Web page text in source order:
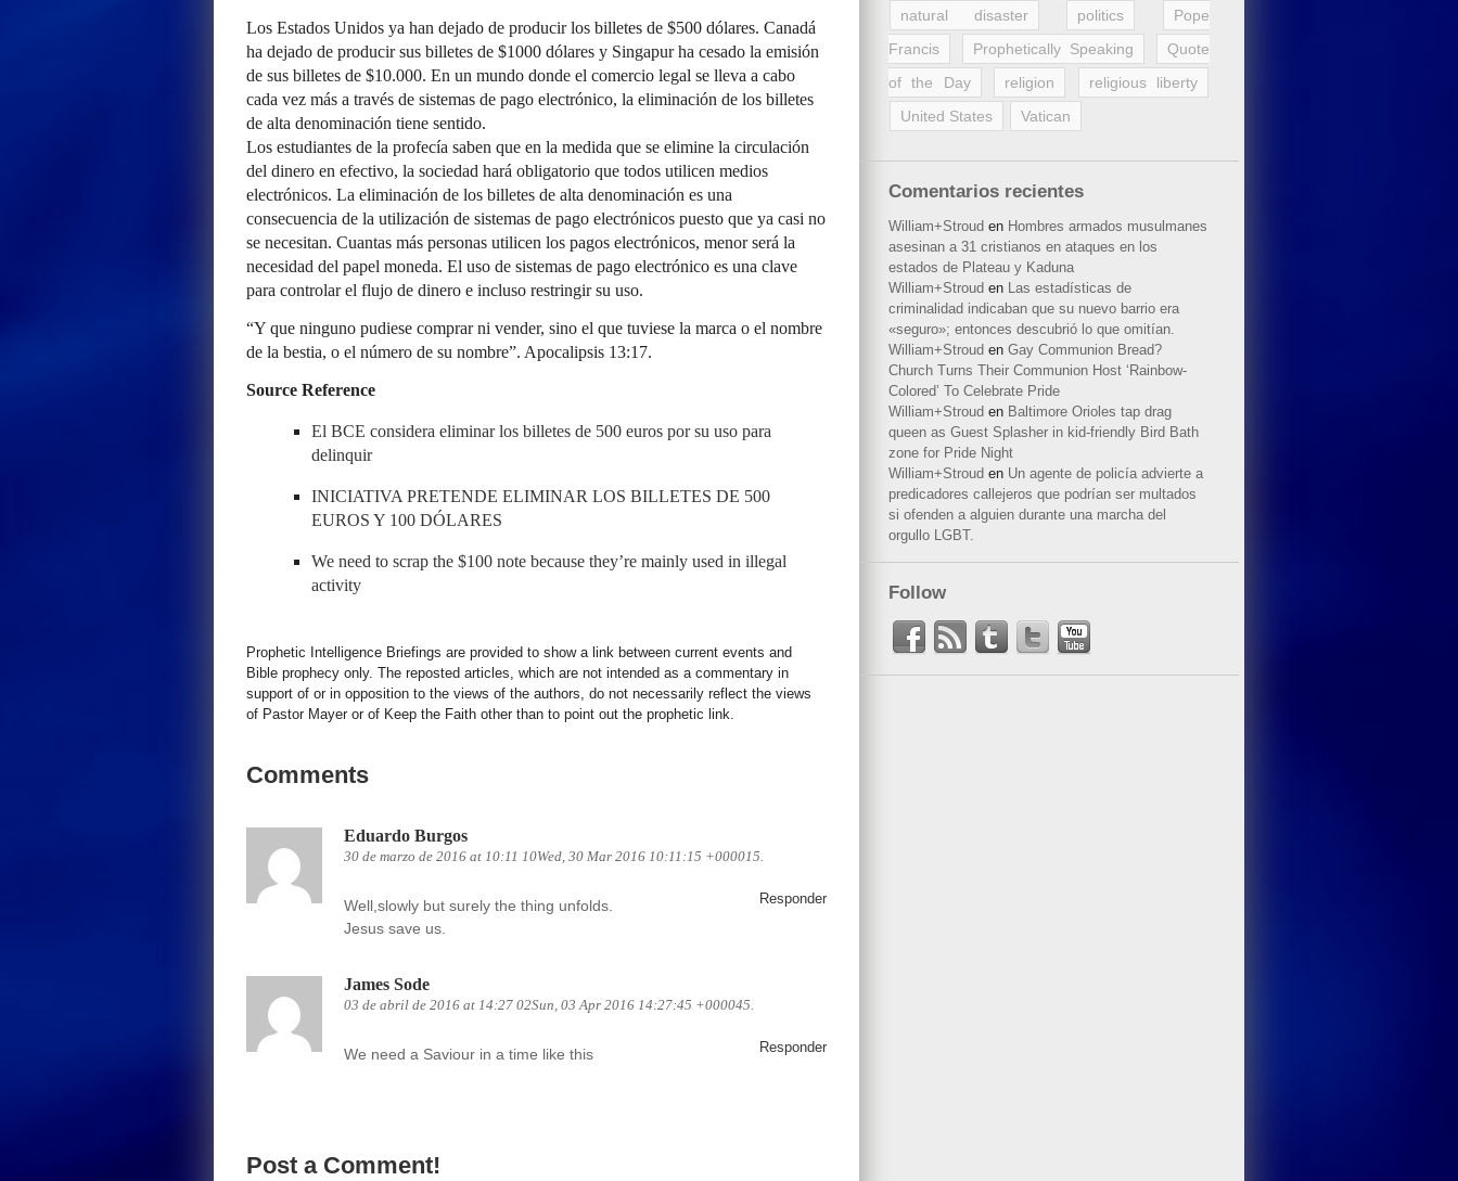
Los Estados Unidos ya han dejado de producir los billetes de $500 dólares. Canadá
ha dejado de producir sus billetes de $1000 dólares y Singapur ha cesado la emisión
de sus billetes de $10.000. En un mundo donde el comercio legal se lleva a cabo
cada vez más a través de sistemas de pago electrónico, la eliminación de los billetes
de alta denominación tiene sentido.
Los estudiantes de la profecía saben que en la medida que se elimine la circulación
del dinero en efectivo, la sociedad hará obligatorio que todos utilicen medios
electrónicos. La eliminación de los billetes de alta denominación es una
consecuencia de la utilización de sistemas de pago electrónicos puesto que ya casi no
se necesitan. Cuantas más personas utilicen los pagos electrónicos, menor será la
necesidad del papel moneda. El uso de sistemas de pago electrónico es una clave
para controlar el flujo de dinero e incluso restringir su uso.
“Y que ninguno pudiese comprar ni vender, sino el que tuviese la marca o el nombre
de la bestia, o el número de su nombre”. Apocalipsis 13:17.
Source Reference
El BCE considera eliminar los billetes de 500 euros por su uso para
delinquir
INICIATIVA PRETENDE ELIMINAR LOS BILLETES DE 500
EUROS Y 100 DÓLARES
We need to scrap the $100 note because they’re mainly used in illegal
activity
Prophetic Intelligence Briefings are provided to show a link between current events and
Bible prophecy only. The reposted articles, which are not intended as a commentary in
support of or in opposition to the views of the authors, do not necessarily reflect the views
of Pastor Mayer or of Keep the Faith other than to point out the prophetic link.
Comments
Eduardo Burgos
30 de marzo de 2016 at 10:11 10Wed, 30 Mar 2016 10:11:15 +000015.
Responder
Well,slowly but surely the thing unfolds.
Jesus save us.
James Sode
03 de abril de 2016 at 14:27 02Sun, 03 Apr 2016 14:27:45 +000045.
Responder
We need a Saviour in a time like this
Post a Comment!
natural disaster
politics
Pope
Francis
Prophetically Speaking
Quote
of the Day
religion
religious liberty
United States
Vatican
Comentarios recientes
William+Stroud en Hombres armados musulmanes
asesinan a 31 cristianos en ataques en los
estados de Plateau y Kaduna
William+Stroud en Las estadísticas de
criminalidad indicaban que su nuevo barrio era
«seguro»; entonces descubrió lo que omitían.
William+Stroud en Gay Communion Bread?
Church Turns Their Communion Host ‘Rainbow-
Colored’ To Celebrate Pride
William+Stroud en Baltimore Orioles tap drag
queen as Guest Splasher in kid-friendly Bird Bath
zone for Pride Night
William+Stroud en Un agente de policía advierte a
predicadores callejeros que podrían ser multados
si ofenden a alguien durante una marcha del
orgullo LGBT.
Follow